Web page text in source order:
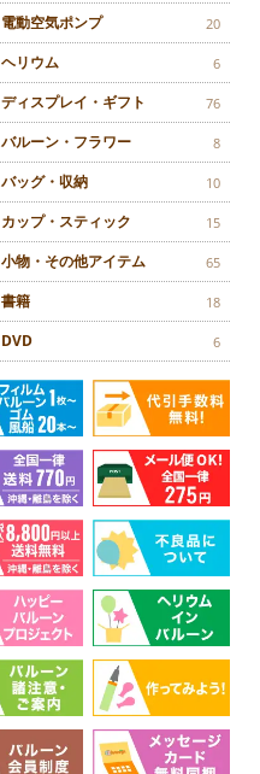
電動空気ポンプ 20
ヘリウム 6
ディスプレイ・ギフト 76
バルーン・フラワー 8
バッグ・収納 10
カップ・スティック 15
小物・その他アイテム 65
書籍 18
DVD 6